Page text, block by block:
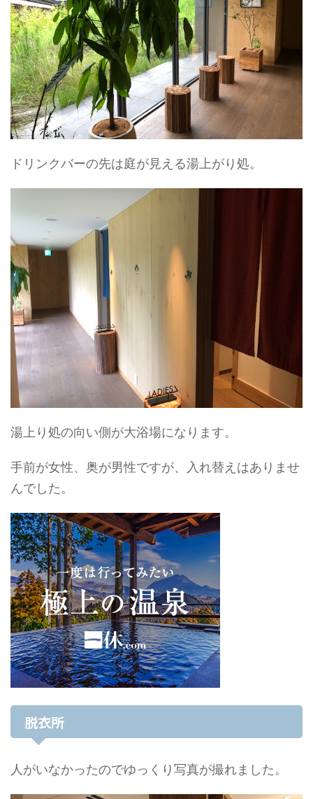
ドリンクバーの先は庭が見える湯上がり処。
湯上り処の向い側が大浴場になります。
手前が女性、奥が男性ですが、入れ替えはありませ
んでした。
脱衣所
人がいなかったのでゆっくり写真が撮れました。